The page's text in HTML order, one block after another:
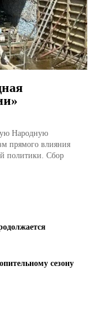
Народную
прямого влияния
политики. Сбор
сезону